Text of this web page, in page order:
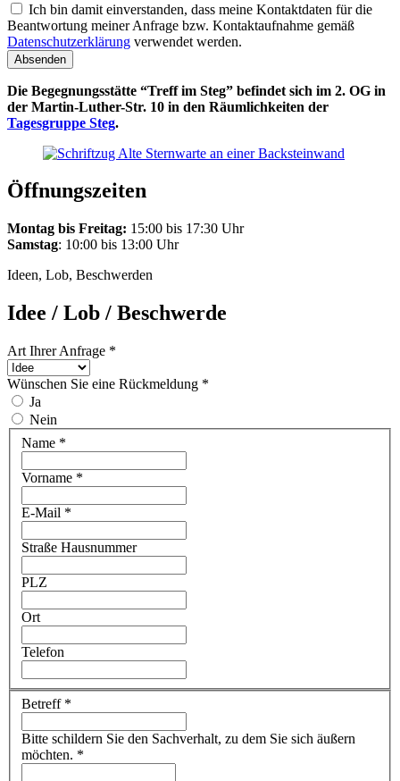
Ich bin damit einverstanden, dass meine Kontaktdaten für die
Beantwortung meiner Anfrage bzw. Kontaktaufnahme gemäß
Datenschutzerklärung verwendet werden.
Absenden
Die Begegnungsstätte “Treff im Steg” befindet sich im 2. OG in
der Martin-Luther-Str. 10 in den Räumlichkeiten der
Tagesgruppe Steg.
Öffnungszeiten
Montag bis Freitag: 15:00 bis 17:30 Uhr
Samstag: 10:00 bis 13:00 Uhr
Ideen, Lob, Beschwerden
Idee / Lob / Beschwerde
Art Ihrer Anfrage *
Wünschen Sie eine Rückmeldung *
Ja
Nein
Name *
Vorname *
E-Mail *
Straße Hausnummer
PLZ
Ort
Telefon
Betreff *
Bitte schildern Sie den Sachverhalt, zu dem Sie sich äußern
möchten. *